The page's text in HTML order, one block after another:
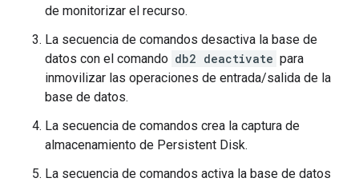
de monitorizar el recurso.
La secuencia de comandos desactiva la base de
datos con el comando db2 deactivate para
inmovilizar las operaciones de entrada/salida de la
base de datos.
La secuencia de comandos crea la captura de
almacenamiento de Persistent Disk.
La secuencia de comandos activa la base de datos